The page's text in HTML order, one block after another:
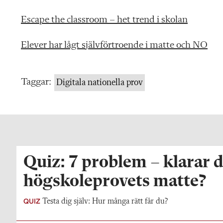
Escape the classroom – het trend i skolan
Elever har lågt självförtroende i matte och NO
Taggar: Digitala nationella prov
Quiz: 7 problem – klarar
högskoleprovets matte?
QUIZ Testa dig själv: Hur många rätt får du?